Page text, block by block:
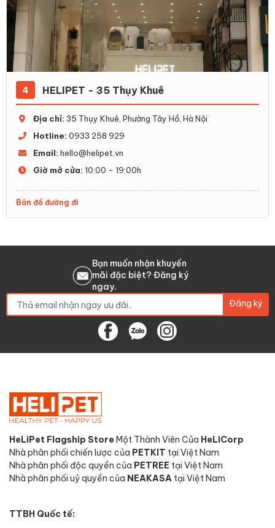
4 HELIPET - 35 Thụy Khuê
Địa chỉ: 35 Thụy Khuê, Phường Tây Hồ, Hà Nội
Hotline: 0933 258 929
Email: hello@helipet.vn
Giờ mở cửa: 10:00 - 19:00h
Bản đồ đường đi
Bạn muốn nhận khuyến
mãi đặc biệt? Đăng ký
ngay.
Đăng ký
HeLiPet Flagship StoreMột Thành Viên Của HeLiCorp
Nhà phân phối chiến lược của PETKIT tại Việt Nam
Nhà phân phối độc quyền của PETREE tại Việt Nam
Nhà phân phối uỷ quyền của NEAKASA tại Việt Nam
TTBH Quốc tế: